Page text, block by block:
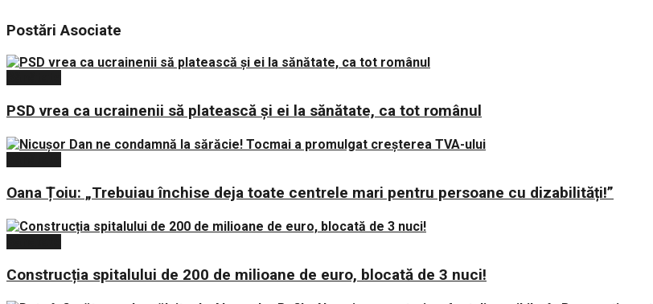
PostăriAsociate
PSD vrea ca ucrainenii să platească și ei la sănătate, ca tot românul
Oana Țoiu: „Trebuiau închise deja toate centrele mari pentru persoane cu dizabilități!”
Construcția spitalului de 200 de milioane de euro, blocată de 3 nuci!